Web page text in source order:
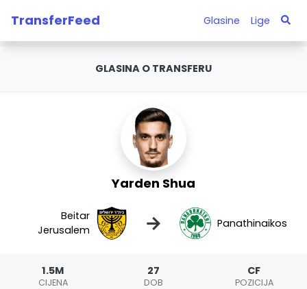
TransferFeed Glasine Lige
GLASINA O TRANSFERU
Yarden Shua
Beitar
Jerusalem
→ Panathinaikos
1.5M
CIJENA
27
DOB
CF
POZICIJA